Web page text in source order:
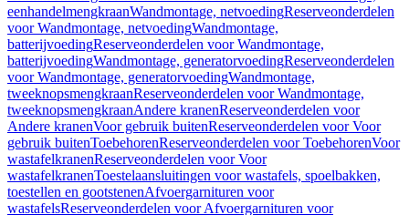
eenhandelmengkraanWandmontage, netvoedingReserveonderdelen
voor Wandmontage, netvoedingWandmontage,
batterijvoedingReserveonderdelen voor Wandmontage,
batterijvoedingWandmontage, generatorvoedingReserveonderdelen
voor Wandmontage, generatorvoedingWandmontage,
tweeknopsmengkraanReserveonderdelen voor Wandmontage,
tweeknopsmengkraanAndere kranenReserveonderdelen voor
Andere kranenVoor gebruik buitenReserveonderdelen voor Voor
gebruik buitenToebehorenReserveonderdelen voor ToebehorenVoor
wastafelkranenReserveonderdelen voor Voor
wastafelkranenToestelaansluitingen voor wastafels, spoelbakken,
toestellen en gootstenenAfvoergarnituren voor
wastafelsReserveonderdelen voor Afvoergarnituren voor